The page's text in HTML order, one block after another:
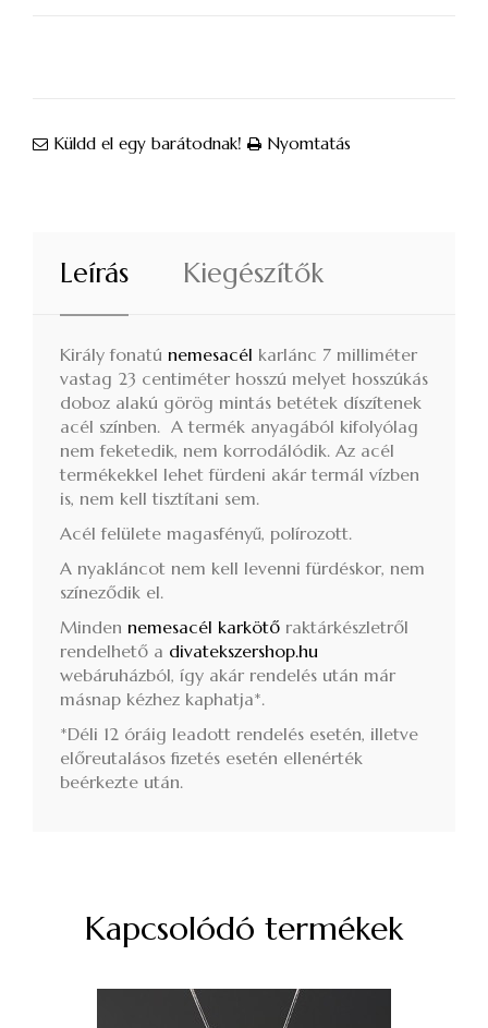
Küldd el egy barátodnak! Nyomtatás
Leírás Kiegészítők
Király fonatú nemesacél karlánc 7 milliméter
vastag 23 centiméter hosszú melyet hosszúkás
doboz alakú görög mintás betétek díszítenek
acél színben. A termék anyagából kifolyólag
nem feketedik, nem korrodálódik. Az acél
termékekkel lehet fürdeni akár termál vízben
is, nem kell tisztítani sem.
Acél felülete magasfényű, polírozott.
A nyakláncot nem kell levenni fürdéskor, nem
színeződik el.
Minden nemesacél karkötő raktárkészletről
rendelhető a divatekszershop.hu
webáruházból, így akár rendelés után már
másnap kézhez kaphatja*.
*Déli 12 óráig leadott rendelés esetén, illetve
előreutalásos fizetés esetén ellenérték
beérkezte után.
Kapcsolódó termékek